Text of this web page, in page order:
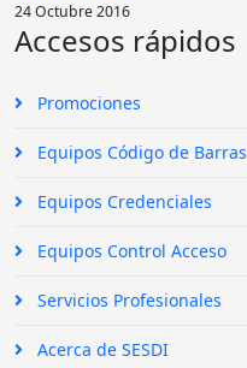
24 Octubre 2016
Accesos rápidos
Promociones
Equipos Código de Barras
Equipos Credenciales
Equipos Control Acceso
Servicios Profesionales
Acerca de SESDI